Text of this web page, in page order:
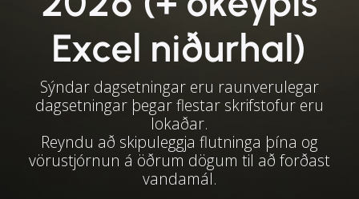
Excel niðurhal)
Sýndar dagsetningar eru raunverulegar
dagsetningar þegar flestar skrifstofur eru
lokaðar.
Reyndu að skipuleggja flutninga þína og
vörustjórnun á öðrum dögum til að forðast
vandamál.